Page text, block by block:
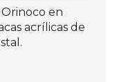
en
acrílicas de